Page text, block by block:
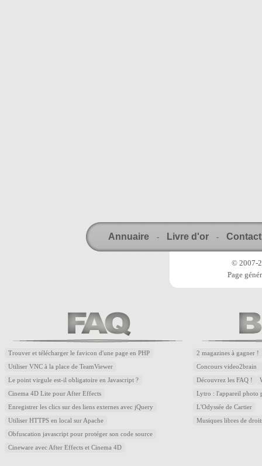
Annuaire - Livre d'or - Contact
© 2007-
Page
Trouver et télécharger le favicon d'une page en PHP
Utiliser VNC à la place de TeamViewer
Le point virgule est-il obligatoire en Javascript ?
Cinema 4D Lite pour After Effects
Enregistrer les clics sur des liens externes avec jQuery
Utiliser HTTPS en local sur Apache
Obfuscation javascript pour protéger son code source
Cineware avec After Effects et Cinema 4D
2 magazines à gagner !
Concours video2brain
Découvrez les FAQ !
Lytro : l'appareil photo
L'Odyssée de Cartier
Musiques libres de